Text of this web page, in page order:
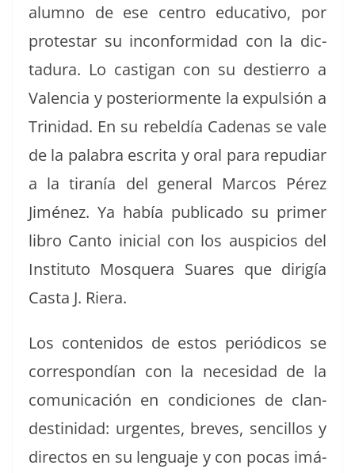
alum­no de ese cen­tro educa­ti­vo, por
protes­tar su incon­formi­dad con la dic­
tadu­ra. Lo cas­ti­gan con su destier­ro a
Valen­cia y pos­te­ri­or­mente la expul­sión a
Trinidad. En su rebeldía Cade­nas se vale
de la pal­abra escri­ta y oral para repu­di­ar
a la tiranía del gen­er­al Mar­cos Pérez
Jiménez. Ya había pub­li­ca­do su primer
libro Can­to ini­cial con los aus­pi­cios del
Insti­tu­to Mos­quera Suares que dirigía
Cas­ta J. Riera.
Los con­tenidos de estos per­iódi­cos se
cor­re­spondían con la necesi­dad de la
comu­ni­cación en condi­ciones de clan­
des­tinidad: urgentes, breves, sen­cil­los y
direc­tos en su lengua­je y con pocas imá­